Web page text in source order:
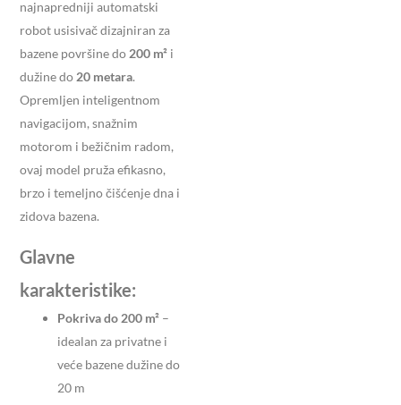
najnapredniji automatski
robot usisivač dizajniran za
bazene površine do 200 m² i
dužine do 20 metara.
Opremljen inteligentnom
navigacijom, snažnim
motorom i bežičnim radom,
ovaj model pruža efikasno,
brzo i temeljno čišćenje dna i
zidova bazena.
Glavne
karakteristike:
Pokriva do 200 m² –
idealan za privatne i
veće bazene dužine do
20 m